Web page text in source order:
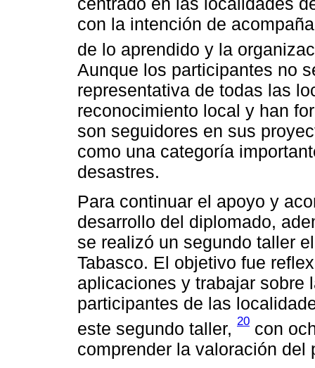
con la intención de
de lo aprendido y la
Aunque los participantes no
representativa de todas las
reconocimiento local y han
son seguidores en sus
como una categoría
desastres.
Para continuar el apoyo y
desarrollo del diplomado,
se realizó un segundo taller
Tabasco. El objetivo fue
aplicaciones y trabajar sobre
participantes de las
este segundo taller, 20 con
comprender la valoración del